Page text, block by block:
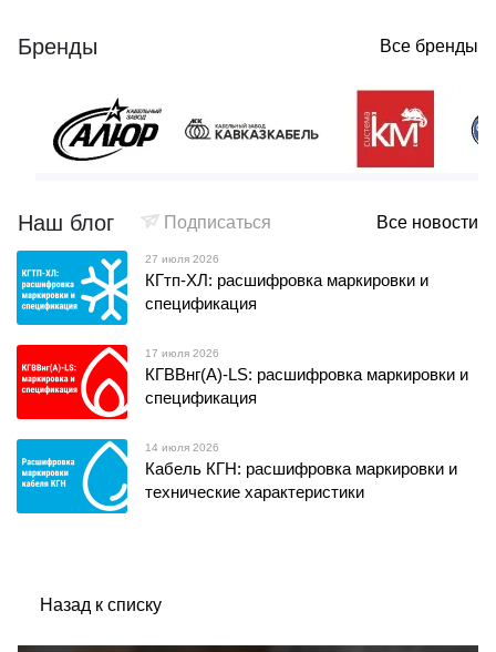
Бренды Все бренды
Наш блог Подписаться Все новости
27 июля 2026
КГтп-ХЛ: расшифровка маркировки и
спецификация
17 июля 2026
КГВВнг(А)-LS: расшифровка маркировки и
спецификация
14 июля 2026
Кабель КГН: расшифровка маркировки и
технические характеристики
Назад к списку